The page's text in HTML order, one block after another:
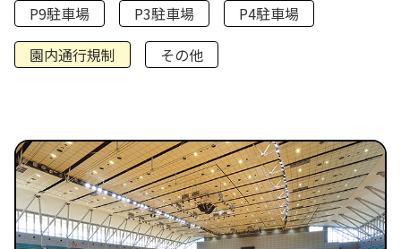
P9駐車場
P3駐車場
P4駐車場
園内通行規制
その他